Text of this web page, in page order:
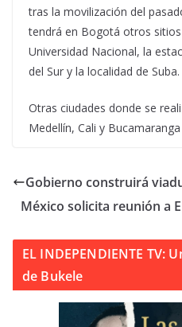
tras la movilización del
tendrá en Bogotá otros
Universidad Nacional, la
del Sur y la localidad de Suba.
Otras ciudades donde se
Medellín, Cali y
Gobierno construirá
México solicita reunión a
EL INDEPENDIENTE TV:
de Bukele